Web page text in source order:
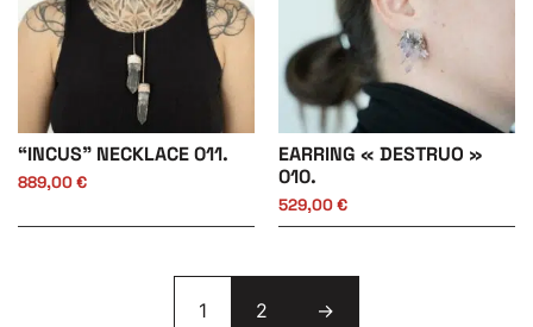
“INCUS” NECKLACE 011.
889,00€
EARRING « DESTRUO »
010.
529,00€
1 2 →